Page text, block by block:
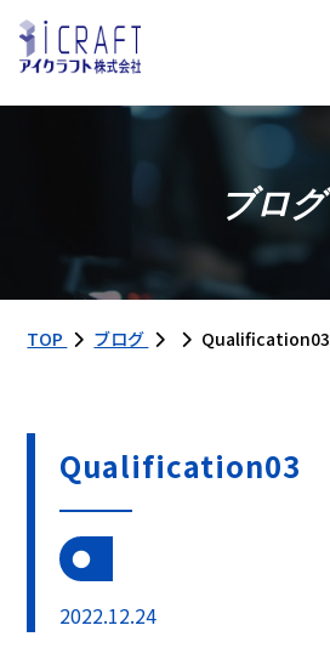
ブログ
TOP ブログ Qualification03
Qualification03
2022.12.24